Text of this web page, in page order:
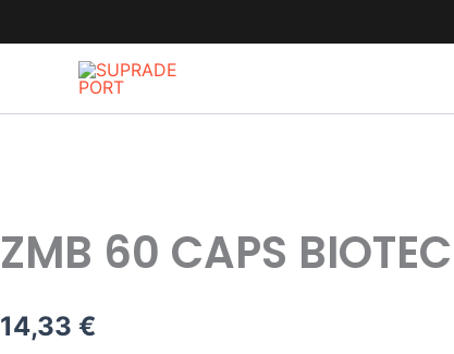
al
contenido
ZMB 60 CAPS
14,33 €